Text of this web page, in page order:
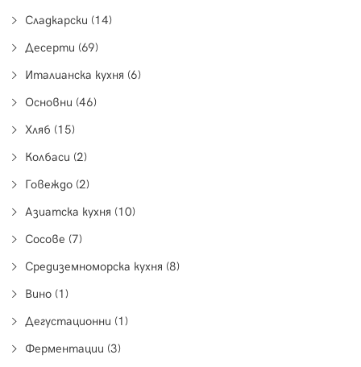
Сладкарски (14)
Десерти (69)
Италианска кухня (6)
Основни (46)
Хляб (15)
Колбаси (2)
Говеждо (2)
Азиатска кухня (10)
Сосове (7)
Средиземноморска кухня (8)
Вино (1)
Дегустационни (1)
Ферментации (3)